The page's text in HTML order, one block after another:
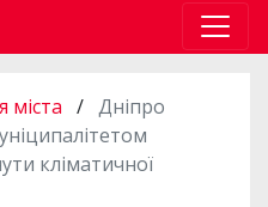
міста / Дніпро
кліматичної